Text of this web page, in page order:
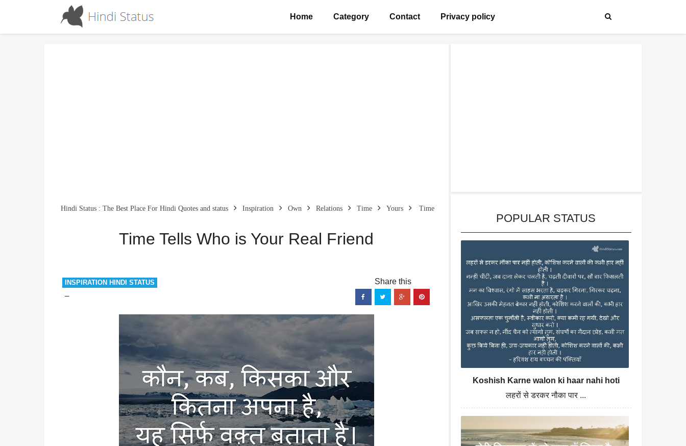
Home Category Contact Privacy policy
Hindi Status : The Best Place For Hindi Quotes and status Inspiration Own Relations Time Yours Time
Time Tells Who is Your Real Friend
INSPIRATION HINDI STATUS
POPULAR STATUS
Koshish Karne walon ki haar nahi hoti
लहरों से डरकर नौका पार ...